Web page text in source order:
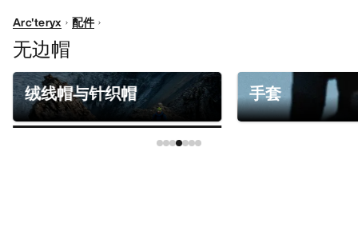
选购女士
无理由退换货
改变主意了？ 30天内购买的符合条件的商品可退换货。
开始免费退货。
女士
男士
鞋履
发现
Arc'teryx 配件
无边帽
绒线帽与针织帽 手套